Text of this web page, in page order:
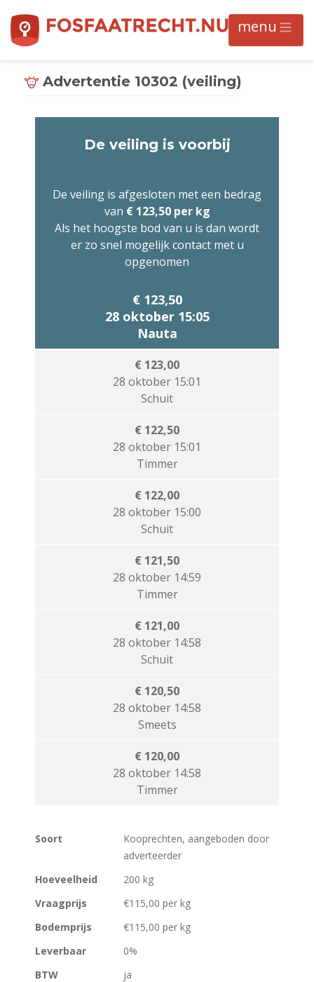
Advertentie 10302 (veiling)
Soort
Kooprechten, aangeboden door
adverteerder
Hoeveelheid
200 kg
Vraagprijs
€115,00 per kg
Bodemprijs
€115,00 per kg
Leverbaar
0%
BTW
ja
De veiling is voorbij
De veiling is afgesloten met een bedrag
van € 123,50 per kg
Als het hoogste bod van u is dan wordt
er zo snel mogelijk contact met u
opgenomen
€ 123,50
28 oktober 15:05
Nauta
€ 123,00
28 oktober 15:01
Schuit
€ 122,50
28 oktober 15:01
Timmer
€ 122,00
28 oktober 15:00
Schuit
€ 121,50
28 oktober 14:59
Timmer
€ 121,00
28 oktober 14:58
Schuit
€ 120,50
28 oktober 14:58
Smeets
€ 120,00
28 oktober 14:58
Timmer